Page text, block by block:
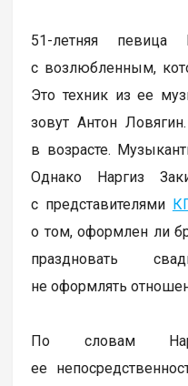
51-летняя певица
с возлюбленным,
Это техник из ее
зовут Антон
в возрасте.
Однако Наргиз
с представителями
о том, оформлен ли
праздновать
не оформлять
По словам
ее